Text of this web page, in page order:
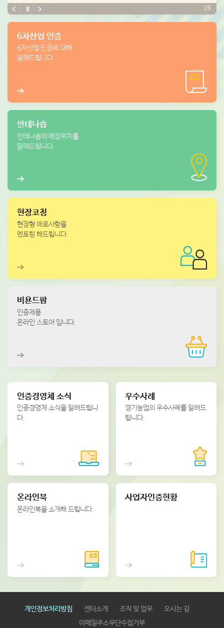
6차산업 인증
6차산업 인증에 대해
알려드립니다.
안테나숍
안테나숍의 매장위치를
알려드립니다.
현장코칭
현장형 애로사항을
멘토링 해드립니다.
비욘드팜
인증제품
온라인 스토어 입니다.
인증경영체 소식
인증경영체 소식을 알려드립니
다.
우수사례
경기농업의 우수사례를 알려드
립니다.
온라인북
온라인북을 소개해 드립니다.
사업자인증현황
개인정보처리방침 센터소개 조직 및 업무
오시는 길
이메일주소무단수집거부